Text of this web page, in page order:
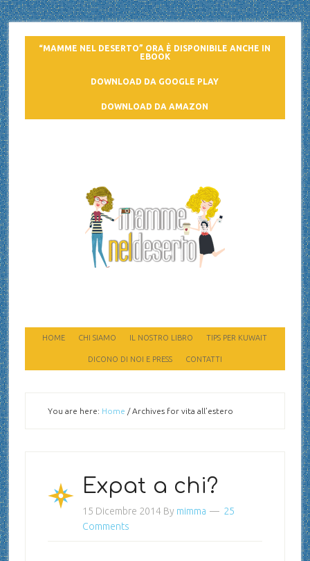
“MAMME NEL DESERTO” ORA È DISPONIBILE ANCHE IN
EBOOK
DOWNLOAD DA GOOGLE PLAY
DOWNLOAD DA AMAZON
HOME CHI SIAMO IL NOSTRO LIBRO TIPS PER KUWAIT
DICONO DI NOI E PRESS CONTATTI
You are here: Home /Archives for vita all’estero
Expat a chi?
15 Dicembre 2014 By mimma
25
Comments